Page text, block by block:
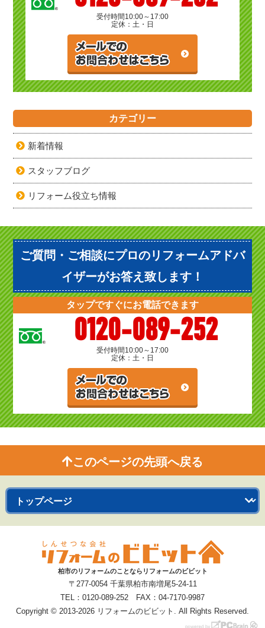
受付時間 10:00～17:00
定休：土・日
カテゴリー
新着情報
スタッフブログ
リフォーム役立ち情報
ご質問・ご相談にプロのリフォームアドバ
イザーがお答え致します！
タップですぐにお電話できます
0120-089-252
受付時間 10:00～17:00
定休：土・日
このページの先頭へ戻る
柏市のリフォームのことならリフォームのビビット
〒277-0054 千葉県柏市南増尾5-24-11
TEL：0120-089-252 FAX：04-7170-9987
Copyright © 2013-2026 リフォームのビビット. All Rights Reserved.